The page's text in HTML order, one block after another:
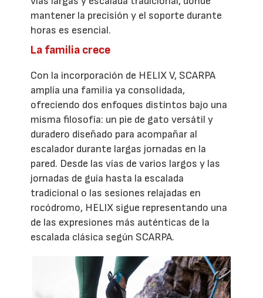
mantener la precisión y el soporte durante
horas es esencial.
La familia crece
Con la incorporación de HELIX V, SCARPA
amplía una familia ya consolidada,
ofreciendo dos enfoques distintos bajo una
misma filosofía: un pie de gato versátil y
duradero diseñado para acompañar al
escalador durante largas jornadas en la
pared. Desde las vías de varios largos y las
jornadas de guía hasta la escalada
tradicional o las sesiones relajadas en
rocódromo, HELIX sigue representando una
de las expresiones más auténticas de la
escalada clásica según SCARPA.